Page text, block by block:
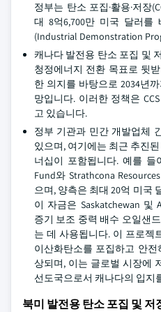
정부는 탄소 포집·활용·저장
대 8억6,700만 미국 달러를
(Industrial Demonstration
캐나다 발전용 탄소 포집 및
청정에너지 전환 목표로 뒷
한 의지를 바탕으로 2034년
망입니다. 이러한 정책은
고 있습니다.
정부 기관과 민간 개발업체
있으며, 여기에는 최근 추진
너십이 포함됩니다. 예를 들
Fund와 Strathcona
으며, 양측은 최대 20억 미국
이 자금은 Saskatchewan 및
증기 보조 중력 배수 오일샌
는 데 사용됩니다. 이 프로젝
이산화탄소를 포집하고 안
상되며, 이는 글로벌 시장에
선도국으로서 캐나다의 입지
북미 발전용 탄소 포집 및 저